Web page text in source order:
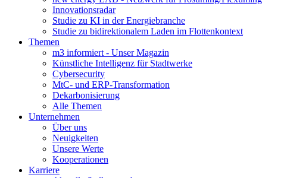
Innovationsradar
Studie zu KI in der Energiebranche
Studie zu bidirektionalem Laden im Flottenkontext
Themen
m3 informiert - Unser Magazin
Künstliche Intelligenz für Stadtwerke
Cybersecurity
MtC- und ERP-Transformation
Dekarbonisierung
Alle Themen
Unternehmen
Über uns
Neuigkeiten
Unsere Werte
Kooperationen
Karriere